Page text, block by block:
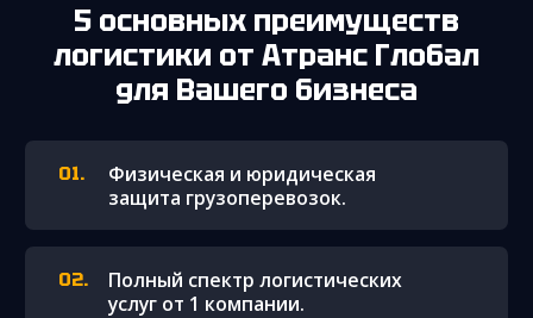
5 основных преимуществ
логистики от Атранс Глобал
для Вашего бизнеса
Физическая и юридическая
защита грузоперевозок.
Полный спектр логистических
услуг от 1 компании.